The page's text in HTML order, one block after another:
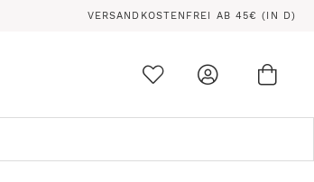
VERSANDKOSTENFREI AB 45€ (IN D)